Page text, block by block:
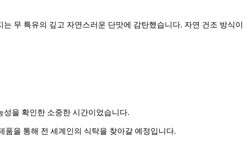
무 특유의 깊고 자연스러운 단맛에 감탄했습니다. 자연 건조 방식이
성을 확인한 소중한 시간이었습니다.
품을 통해 전 세계인의 식탁을 찾아갈 예정입니다.